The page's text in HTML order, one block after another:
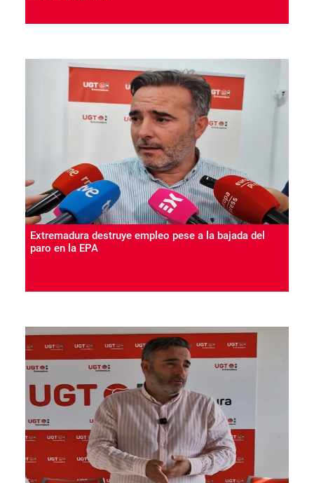
Extremadura destruye empleo pese a la bajada del
paro en la EPA